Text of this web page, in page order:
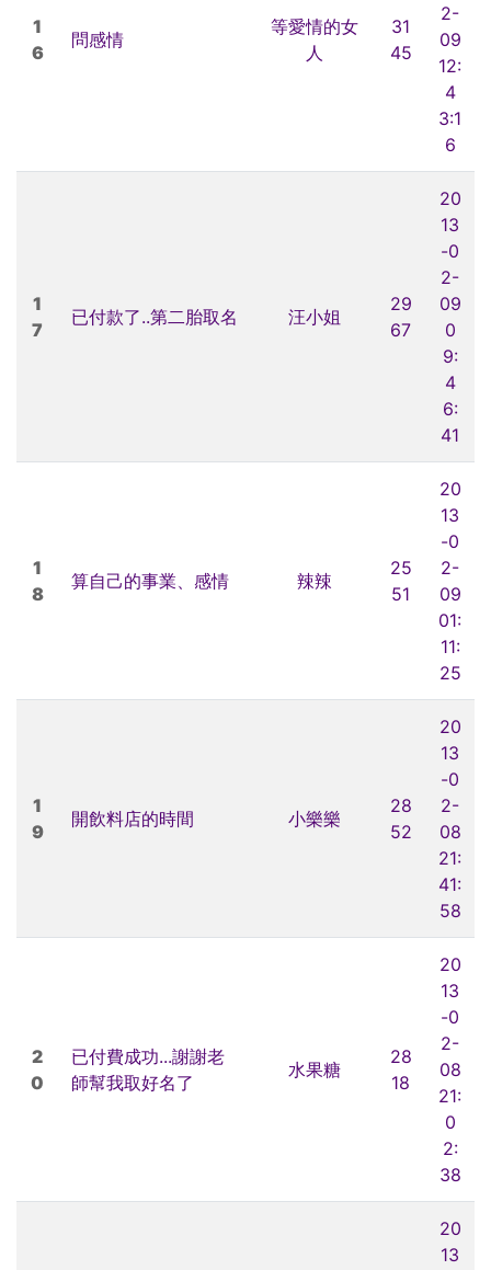
1
6
問感情
等愛情的女
人
31
45
2-
09
12:
4
3:1
6
1
7
已付款了..第二胎取名 汪小姐
29
67
20
13
-0
2-
09
0
9:
4
6:
41
1
8
算自己的事業、感情 辣辣
25
51
20
13
-0
2-
09
01:
11:
25
1
9
開飲料店的時間 小樂樂
28
52
20
13
-0
2-
08
21:
41:
58
2
0
已付費成功...謝謝老
師幫我取好名了
水果糖
28
18
20
13
-0
2-
08
21:
0
2:
38
20
13